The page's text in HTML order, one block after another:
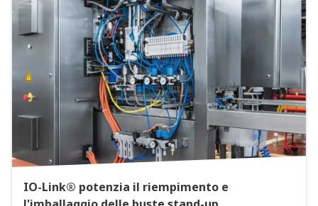
IO-Link® potenzia il riempimento e